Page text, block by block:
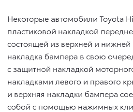
Некоторые автомобили Toyota
пластиковой накладкой
состоящей из верхней и
накладка бампера в свою
с защитной накладкой
накладками левого и правого
и верхняя накладки бампера
собой c помощью нажимных